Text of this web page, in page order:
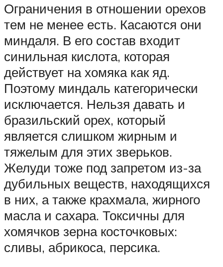
Ограничения в отношении орехов
тем не менее есть. Касаются они
миндаля. В его состав входит
синильная кислота, которая
действует на хомяка как яд.
Поэтому миндаль категорически
исключается. Нельзя давать и
бразильский орех, который
является слишком жирным и
тяжелым для этих зверьков.
Желуди тоже под запретом из-за
дубильных веществ, находящихся
в них, а также крахмала, жирного
масла и сахара. Токсичны для
хомячков зерна косточковых:
сливы, абрикоса, персика.